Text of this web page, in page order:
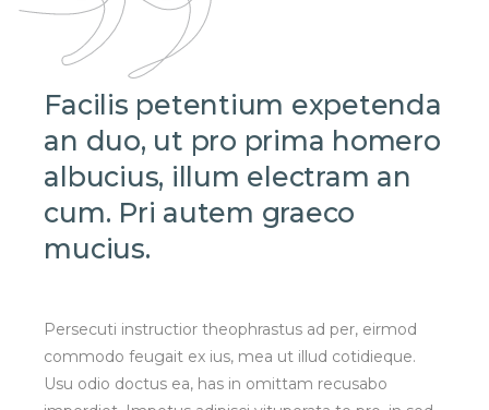
Facilis petentium expetenda
an duo, ut pro prima homero
albucius, illum electram an
cum. Pri autem graeco
mucius.
Persecuti instructior theophrastus ad per, eirmod
commodo feugait ex ius, mea ut illud cotidieque.
Usu odio doctus ea, has in omittam recusabo